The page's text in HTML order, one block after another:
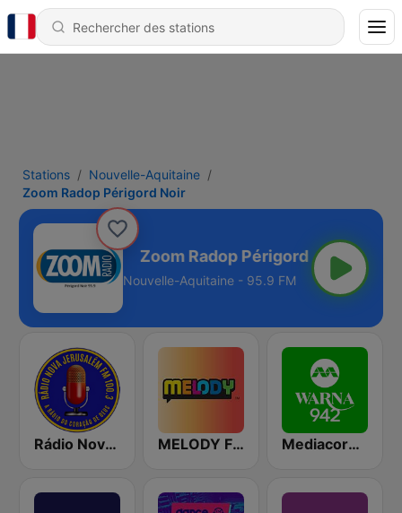
Stations
Nouvelle-Aquitaine
Zoom Radop Périgord Noir
Noir
Nouvelle-Aquitaine - 95.9 FM
Rádio Nova Jerusalém FM 100.3 MELODY FM Mediacorp Warna 942